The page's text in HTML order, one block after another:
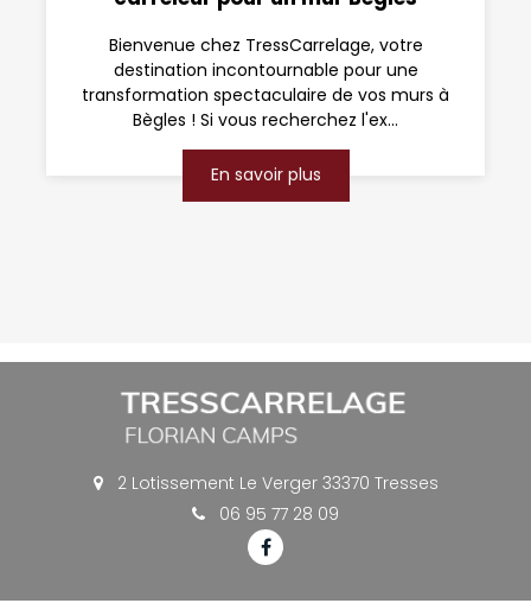
Bienvenue chez TressCarrelage, votre
destination incontournable pour une
transformation spectaculaire de vos murs à
Bègles ! Si vous recherchez l'ex...
En savoir plus
2 Lotissement Le Verger 33370 Tresses
06 95 77 28 09